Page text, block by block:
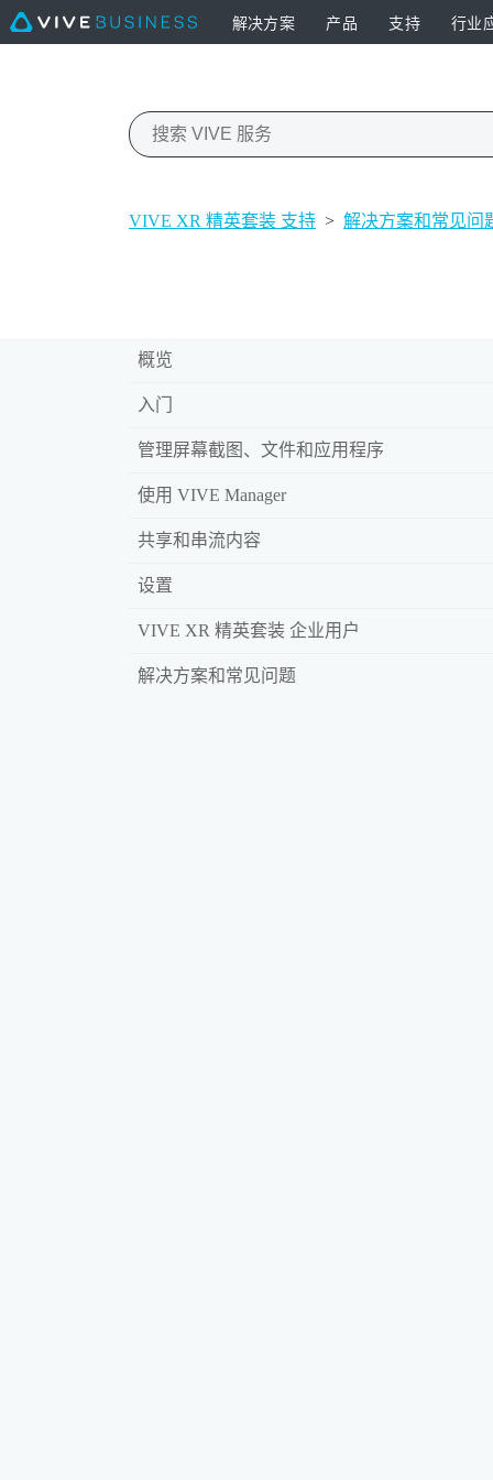
解决方案 产品 支持 行业
VIVE XR 精英套装 支持 > 解决方案和常见问
概览
入门
管理屏幕截图、文件和应用程序
使用 VIVE Manager
共享和串流内容
设置
VIVE XR 精英套装 企业用户
解决方案和常见问题